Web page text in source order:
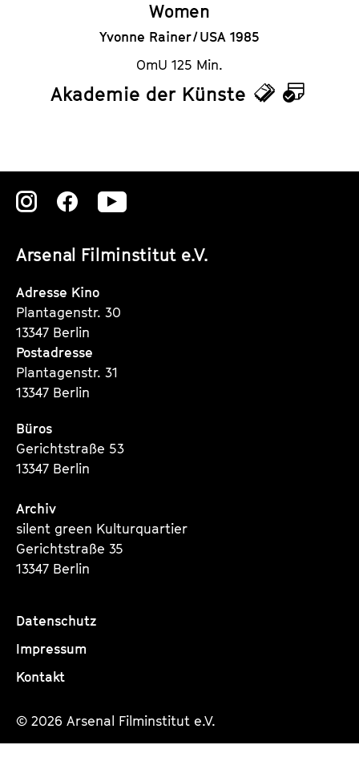
Women
Yvonne Rainer / USA 1985
OmU 125 Min.
Akademie der Künste
T
K
Arsenal Filminstitut e.V.
Zu
Instagram
Seite
Zu
Instagram
Seite
Zu
Instagram
Adresse Kino
Plantagenstr. 30
13347 Berlin
Postadresse
Plantagenstr. 31
13347 Berlin
Büros
Gerichtstraße 53
13347 Berlin
Archiv
silent green Kulturquartier
Gerichtstraße 35
13347 Berlin
Datenschutz
Impressum
Kontakt
© 2026 Arsenal Filminstitut e.V.